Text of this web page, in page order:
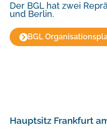
Der BGL hat zwei
und Berlin.
BGL
Hauptsitz Frankfurt